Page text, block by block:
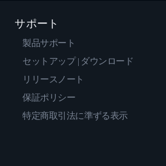
サポート
製品サポート
セットアップ | ダウンロード
リリースノート
保証ポリシー
特定商取引法に準ずる表示